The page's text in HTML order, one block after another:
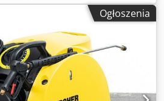
zestawie: sprężyny
Ogłoszenia